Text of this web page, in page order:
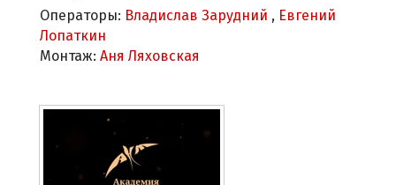
Операторы: Владислав Зарудний , Евгений
Лопаткин
Монтаж: Аня Ляховская